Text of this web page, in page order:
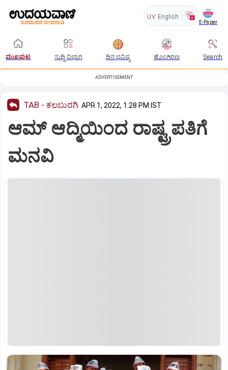
UV English
E-Paper
ಮುಖಪುಟ ಸುದ್ದಿ ವಿಭಾಗ ದಿನ ಭವಿಷ್ಯ ಹೊಂಗಿರಣ Search
ADVERTISEMENT
TAB - ಕಲಬುರಗಿ APR 1, 2022, 1:28 PM IST
ಆಮ್‌ ಆದ್ಮಿಯಿಂದ ರಾಷ್ಟ್ರಪತಿಗೆ
ಮನವಿ